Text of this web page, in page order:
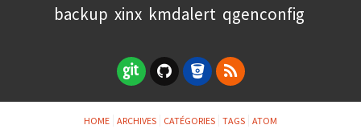
backup xinx kmdalert qgenconfig
HOME ARCHIVES CATÉGORIES TAGS ATOM